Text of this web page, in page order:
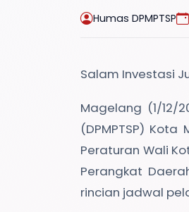
Humas DPMPTSP
Salam Investasi
Magelang (1/12/
(DPMPTSP)
Peraturan Wali
Perangkat
rincian jadwal